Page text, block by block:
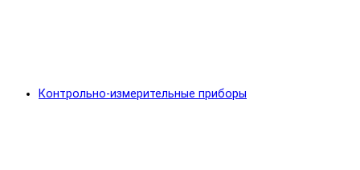
Контрольно-измерительные приборы